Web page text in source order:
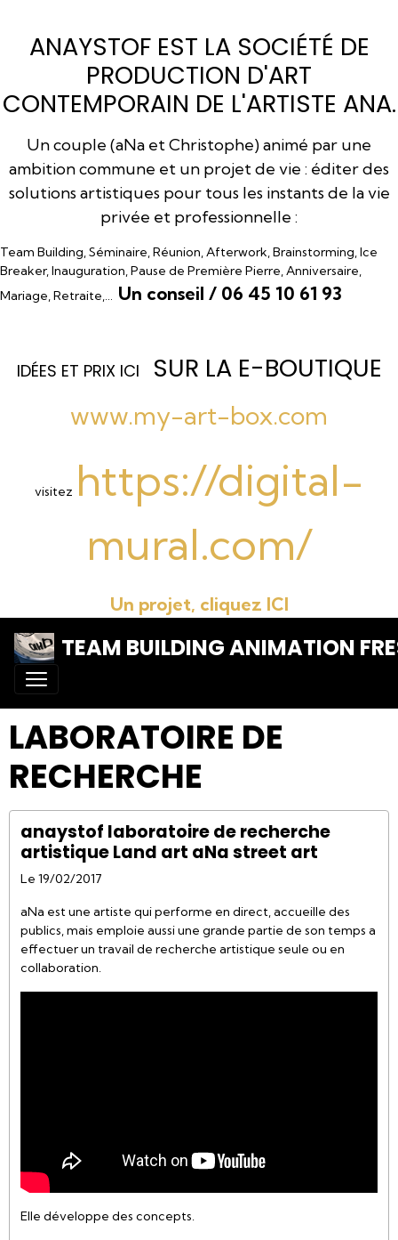
ANAYSTOF EST LA SOCIÉTÉ DE
PRODUCTION D'ART
CONTEMPORAIN DE L'ARTISTE ANA.
Un couple (aNa et Christophe) animé par une
ambition commune et un projet de vie : éditer des
solutions artistiques pour tous les instants de la vie
privée et professionnelle :
Team Building, Séminaire, Réunion, Afterwork, Brainstorming, Ice
Breaker, Inauguration, Pause de Première Pierre, Anniversaire,
Mariage, Retraite,… Un conseil / 06 45 10 61 93
IDÉES ET PRIX ICI SUR LA E-BOUTIQUE
www.my-art-box.com
visitez https://digital-
mural.com/
Un projet, cliquez ICI
TEAM BUILDING ANIMATION
LABORATOIRE DE
RECHERCHE
anaystof laboratoire de recherche
artistique Land art aNa street art
Le 19/02/2017
aNa est une artiste qui performe en direct, accueille des
publics, mais emploie aussi une grande partie de son temps a
effectuer un travail de recherche artistique seule ou en
collaboration.
Elle développe des concepts.